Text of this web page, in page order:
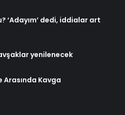
‘Adayım’ dedi, iddialar art
yenilenecek
Arasında Kavga